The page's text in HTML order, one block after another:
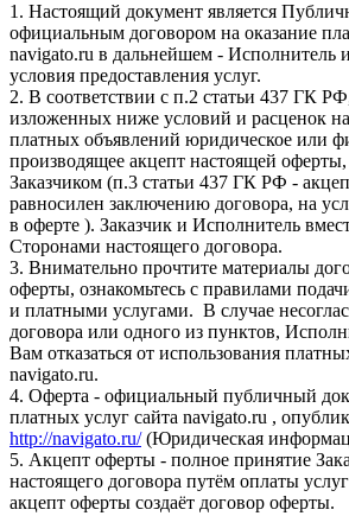
1. Настоящий документ является
официальным договором на оказание
navigato.ru в дальнейшем - Исполнитель
условия предоставления услуг.
2. В соответствии с п.2 статьи 437 ГК
изложенных ниже условий и расценок
платных объявлений юридическое или
производящее акцепт настоящей
Заказчиком (п.3 статьи 437 ГК РФ -
равносилен заключению договора, на
в оферте ). Заказчик и Исполнитель
Сторонами настоящего договора.
3. Внимательно прочтите материалы
оферты, ознакомьтесь с правилами
и платными услугами. В случае
договора или одного из пунктов,
Вам отказаться от использования
navigato.ru.
4. Оферта - официальный публичный
платных услуг сайта navigato.ru ,
http://navigato.ru/(Юридическая
5. Акцепт оферты - полное принятие
настоящего договора путём оплаты
акцепт оферты создаёт договор оферты.